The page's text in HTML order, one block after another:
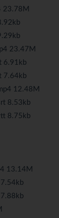
23.78M
23.47M
6.91kb
7.64kb
12.48M
8.53kb
8.75kb
13.14M